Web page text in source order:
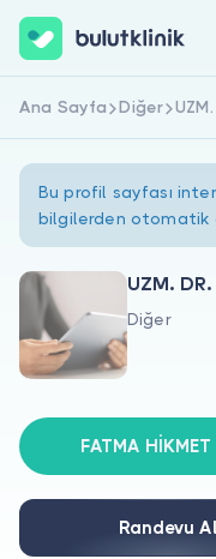
Hakkımızda
Doktorlar için
Hemen Kaydol
Ana Sayfa Diğer
Bu profil sayfası
bilgilerden otomatik
UZM.
Diğer
FATMA
Randevu Al